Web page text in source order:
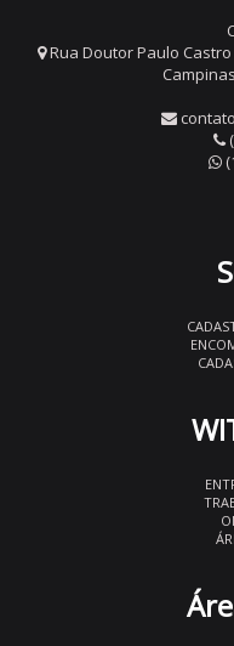
Rua Doutor Paulo